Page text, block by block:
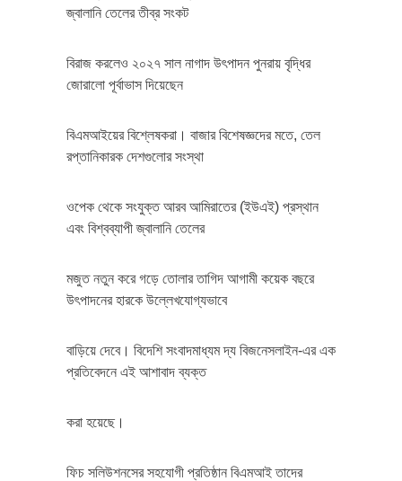
জ্বালানি তেলের তীব্র সংকট
বিরাজ করলেও ২০২৭ সাল নাগাদ উৎপাদন পুনরায় বৃদ্ধির
জোরালো পূর্বাভাস দিয়েছেন
বিএমআইয়ের বিশ্লেষকরা। বাজার বিশেষজ্ঞদের মতে, তেল
রপ্তানিকারক দেশগুলোর সংস্থা
ওপেক থেকে সংযুক্ত আরব আমিরাতের (ইউএই) প্রস্থান
এবং বিশ্বব্যাপী জ্বালানি তেলের
মজুত নতুন করে গড়ে তোলার তাগিদ আগামী কয়েক বছরে
উৎপাদনের হারকে উল্লেখযোগ্যভাবে
বাড়িয়ে দেবে। বিদেশি সংবাদমাধ্যম দ্য বিজনেসলাইন-এর এক
প্রতিবেদনে এই আশাবাদ ব্যক্ত
করা হয়েছে।
ফিচ সলিউশনসের সহযোগী প্রতিষ্ঠান বিএমআই তাদের